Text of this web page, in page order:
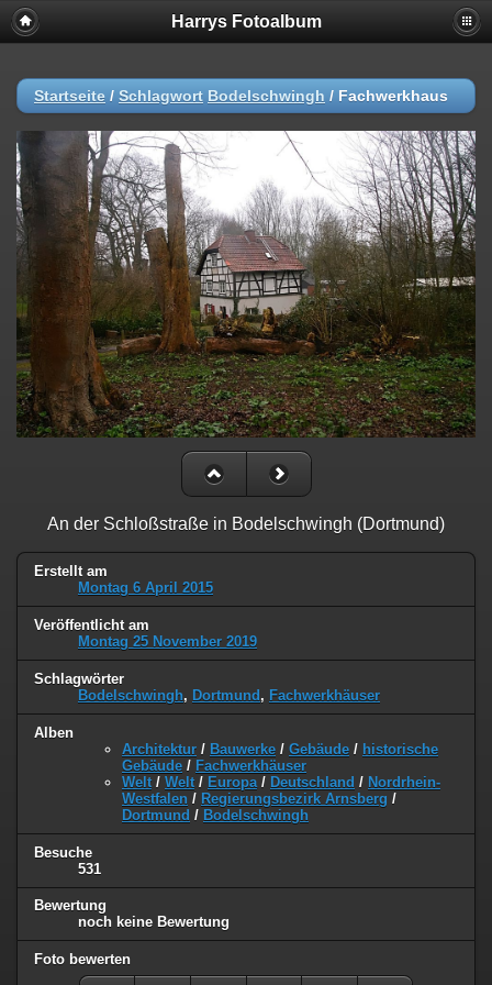
Harrys Fotoalbum
Startseite / Schlagwort Bodelschwingh / Fachwerkhaus
An der Schloßstraße in Bodelschwingh (Dortmund)
Erstellt am
Montag 6 April 2015
Veröffentlicht am
Montag 25 November 2019
Schlagwörter
Bodelschwingh, Dortmund , Fachwerkhäuser
Alben
Architektur / Bauwerke / Gebäude / historische
Gebäude / Fachwerkhäuser
Welt / Welt / Europa / Deutschland / Nordrhein-
Westfalen / Regierungsbezirk Arnsberg /
Dortmund / Bodelschwingh
Besuche
531
Bewertung
noch keine Bewertung
Foto bewerten